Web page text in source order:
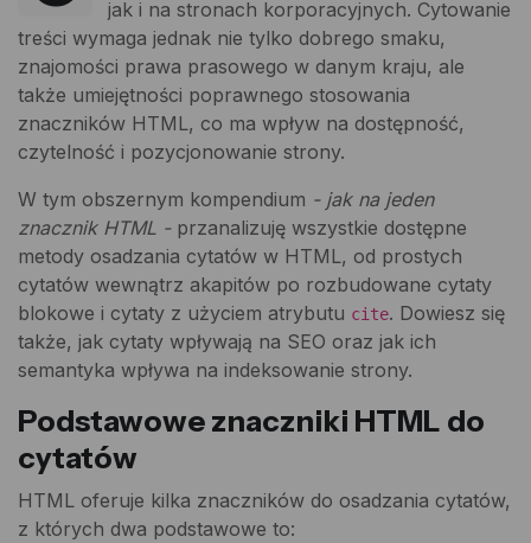
jak i na stronach korporacyjnych. Cytowanie
treści wymaga jednak nie tylko dobrego smaku,
znajomości prawa prasowego w danym kraju, ale
także umiejętności poprawnego stosowania
znaczników HTML, co ma wpływ na dostępność,
czytelność i pozycjonowanie strony.
W tym obszernym kompendium - jak na jeden
znacznik HTML -przanalizuję wszystkie dostępne
metody osadzania cytatów w HTML, od prostych
cytatów wewnątrz akapitów po rozbudowane cytaty
blokowe i cytaty z użyciem atrybutu cite. Dowiesz się
także, jak cytaty wpływają na SEO oraz jak ich
semantyka wpływa na indeksowanie strony.
Podstawowe znaczniki HTML do
cytatów
HTML oferuje kilka znaczników do osadzania cytatów,
z których dwa podstawowe to: